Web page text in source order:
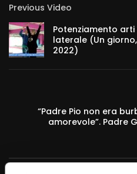
Previous Video
Potenziamento
laterale (Un
2022)
“Padre Pio non era
amorevole”. Padre